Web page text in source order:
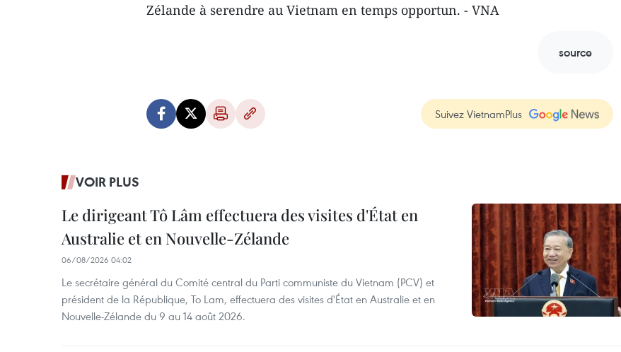
Zélande à serendre au Vietnam en temps opportun. - VNA
source
Suivez VietnamPlus
VOIR PLUS
Le dirigeant Tô Lâm effectuera des visites d'État en
Australie et en Nouvelle-Zélande
06/08/2026 04:02
Le secrétaire général du Comité central du Parti communiste du Vietnam (PCV) et
président de la République, To Lam, effectuera des visites d'État en Australie et en
Nouvelle-Zélande du 9 au 14 août 2026.